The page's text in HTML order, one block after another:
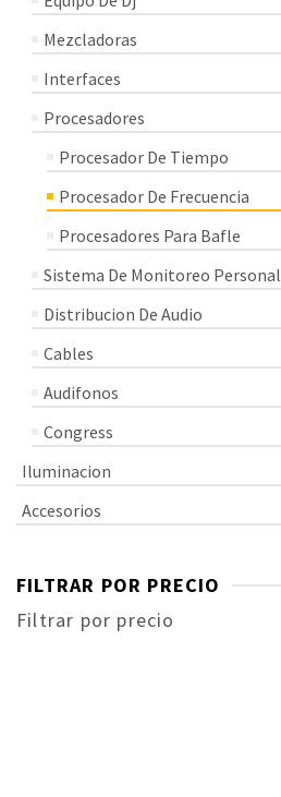
Mezcladoras
Interfaces
Procesadores
Procesador De Tiempo
Procesador De Frecuencia
Procesadores Para Bafle
Sistema De Monitoreo Personal
Distribucion De Audio
Cables
Audifonos
Congress
Iluminacion
Accesorios
FILTRAR POR PRECIO
Filtrar por precio